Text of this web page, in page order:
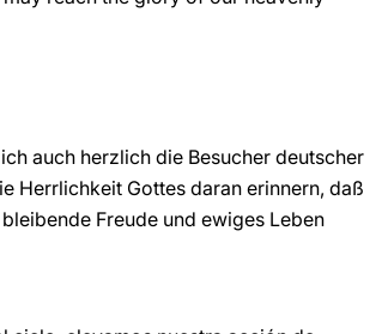
auch herzlich die Besucher deutscher
Herrlichkeit Gottes daran erinnern, daß
Freude und ewiges Leben